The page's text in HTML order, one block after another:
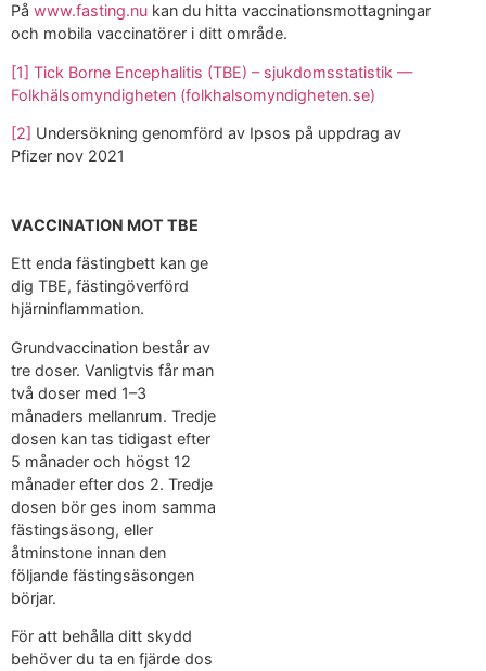
På www.fasting.nu kan du hitta vaccinationsmottagningar
och mobila vaccinatörer i ditt område.
[1] Tick Borne Encephalitis (TBE) – sjukdomsstatistik —
Folkhälsomyndigheten (folkhalsomyndigheten.se)
[2] Undersökning genomförd av Ipsos på uppdrag av
Pfizer nov 2021
VACCINATION MOT TBE
Ett enda fästingbett kan ge
dig TBE, fästingöverförd
hjärninflammation.
Grundvaccination består av
tre doser. Vanligtvis får man
två doser med 1–3
månaders mellanrum. Tredje
dosen kan tas tidigast efter
5 månader och högst 12
månader efter dos 2. Tredje
dosen bör ges inom samma
fästingsäsong, eller
åtminstone innan den
följande fästingsäsongen
börjar.
För att behålla ditt skydd
behöver du ta en fjärde dos